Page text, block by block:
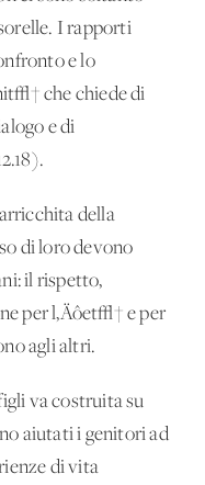
I rapporti
e lo
che chiede di
e di
della
di loro devono
il rispetto,
per l‚Äôet√† e per
agli altri.
va costruita su
aiutati i genitori ad
di vita